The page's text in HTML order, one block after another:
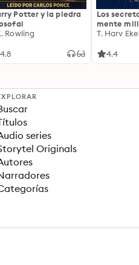
Potter y la piedra
Rowling
4.8
Los
mente
T. Harv
4.4
series
Originals